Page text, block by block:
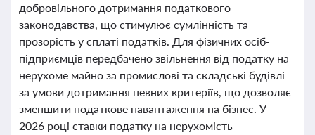
добровільного дотримання податкового
законодавства, що стимулює сумлінність та
прозорість у сплаті податків. Для фізичних осіб-
підприємців передбачено звільнення від податку на
нерухоме майно за промислові та складські будівлі
за умови дотримання певних критеріїв, що дозволяє
зменшити податкове навантаження на бізнес. У
2026 році ставки податку на нерухомість